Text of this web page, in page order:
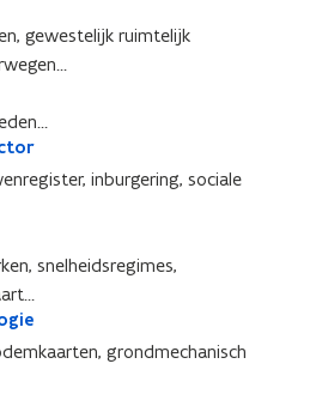
gewestelijk ruimtelijk
inburgering, sociale
snelheidsregimes,
grondmechanisch